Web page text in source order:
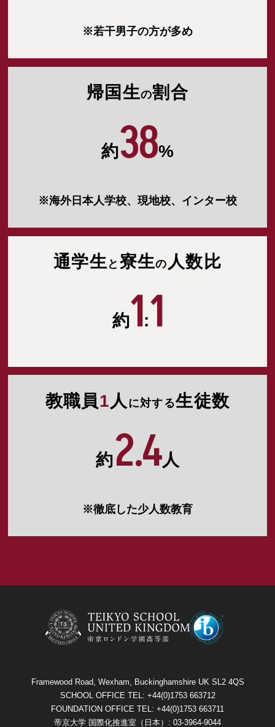
※若干男子の方が多め
帰国生の割合
約38%
※海外日本人学校、現地校、インター校
通学生 と 寮生の 人数比
約1:1
教職員1人 に対する生徒数
約2.4人
※徹底した少人数教育
Framewood Road, Wexham, Buckinghamshire UK SL2 4QS
SCHOOL OFFICE TEL: +44(0)1753 663712
FOUNDATION OFFICE TEL: +44(0)1753 663711
帝京大学 国際化推進室（日本）: 03-3964-9044